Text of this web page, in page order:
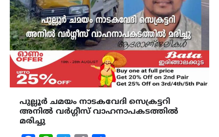
പുല്ലൂർ ചമയം നാടകവേദി സെക്രട്ടറി
അനിൽ വർഗ്ഗീസ് വാഹനാപകടത്തിൽ
മരിച്ചു